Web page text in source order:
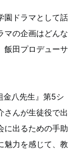
園ドラマとして話
マの企画はどんな
飯田プロデューサ
金八先生』第5シ
さんが生徒役で出
に出るための手助
魅力を感じて、教